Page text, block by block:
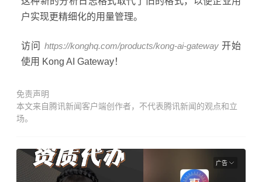
户实现更精细化的用量管理。
访问 https://konghq.com/products/kong-ai-gateway开始
使用 Kong AI Gateway！
免责声明
本文来自腾讯新闻客户端创作者，不代表腾讯新闻的观点和立
场。
广告